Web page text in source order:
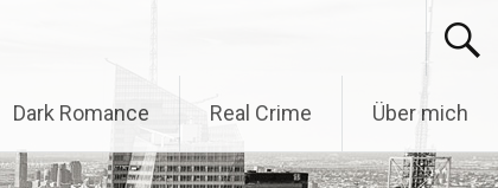
Dark Romance Real Crime Über mich